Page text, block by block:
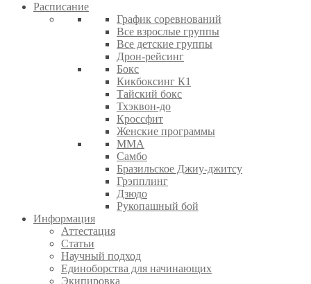
Расписание
График соревнований
Все взрослые группы
Все детские группы
Дрон-рейсинг
Бокс
Кикбоксинг К1
Тайский бокс
Тхэквон-до
Кроссфит
Женские программы
ММА
Самбо
Бразильское Джиу-джитсу
Грэпплинг
Дзюдо
Рукопашный бой
Информация
Аттестация
Статьи
Научный подход
Единоборства для начинающих
Экипировка